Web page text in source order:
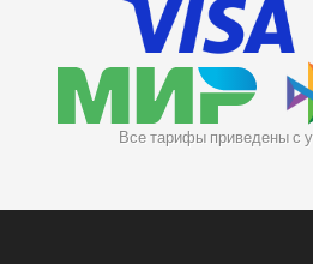
Все тарифы приведены с